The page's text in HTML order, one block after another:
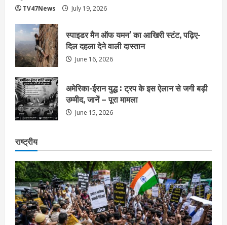
TV47News July 19, 2026
स्पाइडर मैन ऑफ यमन’ का आखिरी स्टंट, पढ़िए-
दिल दहला देने वाली दास्तान
June 16, 2026
अमेरिका-ईरान युद्ध : ट्रप के इस ऐलान से जगी बड़ी
उम्मीद, जानें – पूरा मामला
June 15, 2026
राष्ट्रीय